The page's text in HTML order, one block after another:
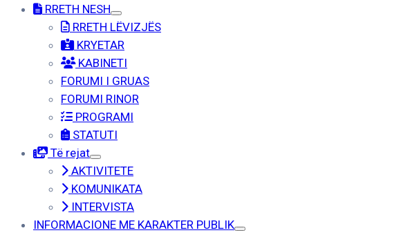
RRETH NESH
RRETH LËVIZJËS
KRYETAR
KABINETI
FORUMI I GRUAS
FORUMI RINOR
PROGRAMI
STATUTI
Të rejat
AKTIVITETE
KOMUNIKATA
INTERVISTA
INFORMACIONE ME KARAKTER PUBLIK